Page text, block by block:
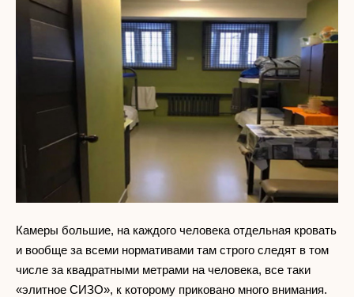
Камеры большие, на каждого человека отдельная кровать
и вообще за всеми нормативами там строго следят в том
числе за квадратными метрами на человека, все таки
«элитное СИЗО», к которому приковано много внимания.